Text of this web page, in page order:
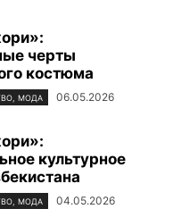
черты
костюма
МОДА 06.05.2026
культурное
МОДА 04.05.2026